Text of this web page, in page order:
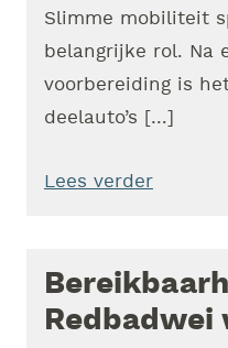
Slimme mobiliteit
belangrijke rol. Na
voorbereiding is
deelauto’s […]
Lees verder
Redbadwei